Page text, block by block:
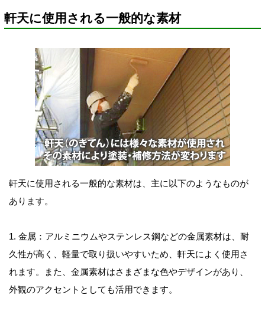
軒天に使用される一般的な素材
軒天に使用される一般的な素材は、主に以下のようなものが
あります。
1. 金属：アルミニウムやステンレス鋼などの金属素材は、耐
久性が高く、軽量で取り扱いやすいため、軒天によく使用さ
れます。また、金属素材はさまざまな色やデザインがあり、
外観のアクセントとしても活用できます。